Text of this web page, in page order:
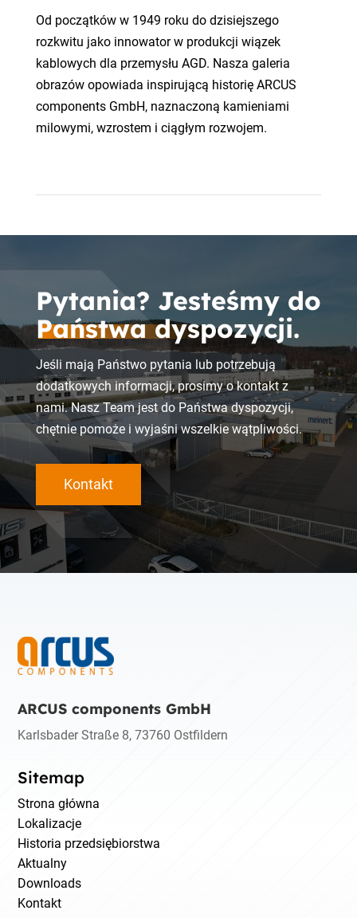
Od początków w 1949 roku do dzisiejszego
rozkwitu jako innowator w produkcji wiązek
kablowych dla przemysłu AGD. Nasza galeria
obrazów opowiada inspirującą historię ARCUS
components GmbH, naznaczoną kamieniami
milowymi, wzrostem i ciągłym rozwojem.
Pytania? Jesteśmy do
Państwa dyspozycji.
Jeśli mają Państwo pytania lub potrzebują
dodatkowych informacji, prosimy o kontakt z
nami. Nasz Team jest do Państwa dyspozycji,
chętnie pomoże i wyjaśni wszelkie wątpliwości.
Kontakt
ARCUS components GmbH
Karlsbader Straße 8, 73760 Ostfildern
Sitemap
Strona główna
Lokalizacje
Historia przedsiębiorstwa
Aktualny
Downloads
Kontakt